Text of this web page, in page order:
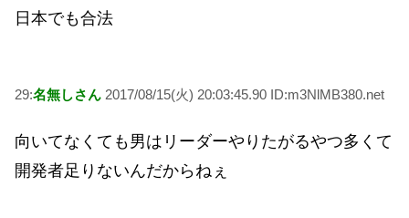
日本でも合法
29:名無しさん 2017/08/15(火) 20:03:45.90 ID:m3NlMB380.net
向いてなくても男はリーダーやりたがるやつ多くて
開発者足りないんだからねぇ